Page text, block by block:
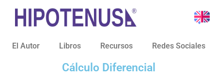
El Autor Libros Recursos Redes Sociales
Cálculo Diferencial